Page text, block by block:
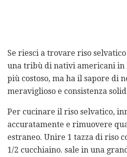
Se riesci a trovare riso
una tribù di nativi americani in
più costoso, ma ha il sapore di
meraviglioso e consistenza
Per cucinare il riso selvatico,
accuratamente e rimuovere
estraneo. Unire 1 tazza di riso
1/2 cucchiaino. sale in una